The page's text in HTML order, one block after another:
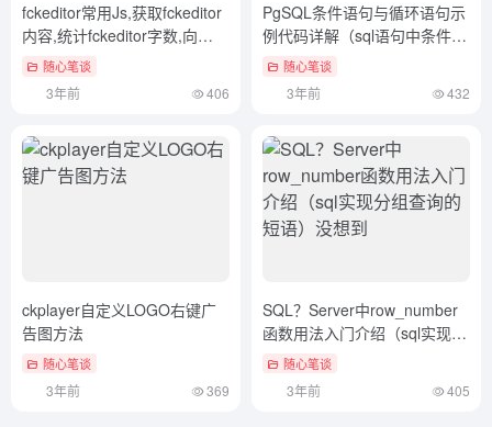
fckeditor常用Js,获取fckeditor
内容,统计fckeditor字数,向
fckeditor写入指定代码（js
fixed方法）太疯狂了
随心笔谈
3年前 406
PgSQL条件语句与循环语句示
例代码详解（sql语句中条件语
句的关键字是）学到了吗
随心笔谈
3年前 432
ckplayer自定义LOGO右键广
告图方法
随心笔谈
3年前 369
SQL？Server中row_number
函数用法入门介绍（sql实现分
组查询的短语）没想到
随心笔谈
3年前 405